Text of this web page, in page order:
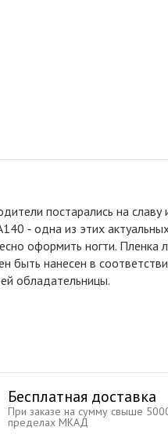
постарались на славу
‑ одна из этих
оформить ногти. Пленка
быть нанесен в
обладательницы.
Бесплатная доставка
При заказе на сумму свыше
пределах МКАД